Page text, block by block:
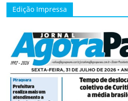
Edição Impressa